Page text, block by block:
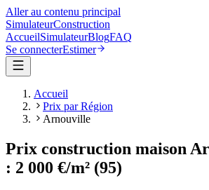
Aller au contenu principal
SimulateurConstruction
AccueilSimulateurBlogFAQ
Se connecterEstimer
Accueil
Prix par Région
Arnouville
Prix construction maison
: 2 000 €/m² (95)